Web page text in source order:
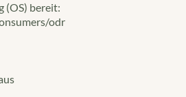
(OS) bereit:
odr